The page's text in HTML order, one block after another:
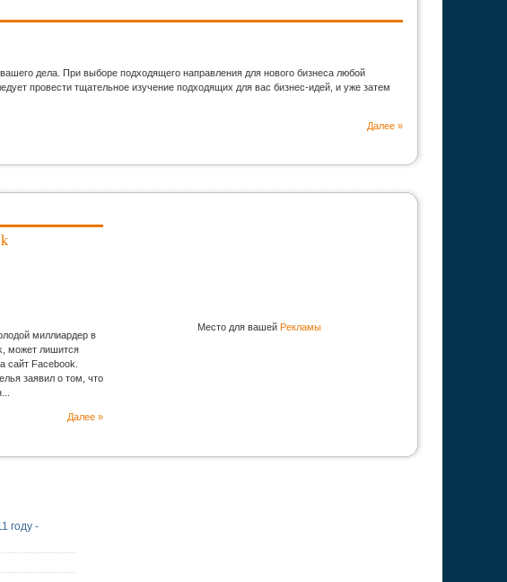
дела. При выборе подходящего направления для нового бизнеса любой
провести тщательное изучение подходящих для вас бизнес-идей, и уже затем
Далее »
миллиардер в
может лишится
сайт Facebook.
заявил о том, что
Далее »
Место для вашей Рекламы
году -